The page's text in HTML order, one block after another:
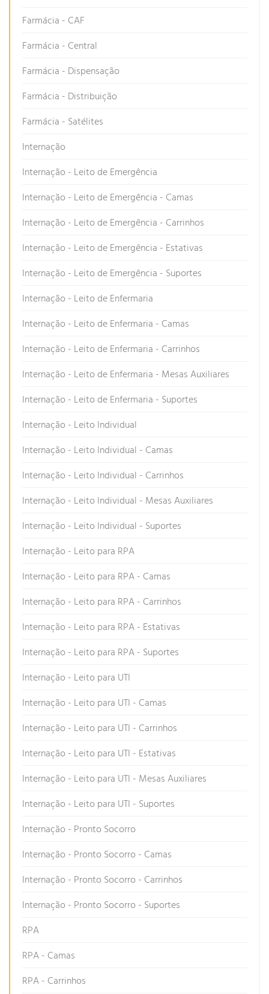
Farmácia - CAF
Farmácia - Central
Farmácia - Dispensação
Farmácia - Distribuição
Farmácia - Satélites
Internação
Internação - Leito de Emergência
Internação - Leito de Emergência - Camas
Internação - Leito de Emergência - Carrinhos
Internação - Leito de Emergência - Estativas
Internação - Leito de Emergência - Suportes
Internação - Leito de Enfermaria
Internação - Leito de Enfermaria - Camas
Internação - Leito de Enfermaria - Carrinhos
Internação - Leito de Enfermaria - Mesas Auxiliares
Internação - Leito de Enfermaria - Suportes
Internação - Leito Individual
Internação - Leito Individual - Camas
Internação - Leito Individual - Carrinhos
Internação - Leito Individual - Mesas Auxiliares
Internação - Leito Individual - Suportes
Internação - Leito para RPA
Internação - Leito para RPA - Camas
Internação - Leito para RPA - Carrinhos
Internação - Leito para RPA - Estativas
Internação - Leito para RPA - Suportes
Internação - Leito para UTI
Internação - Leito para UTI - Camas
Internação - Leito para UTI - Carrinhos
Internação - Leito para UTI - Estativas
Internação - Leito para UTI - Mesas Auxiliares
Internação - Leito para UTI - Suportes
Internação - Pronto Socorro
Internação - Pronto Socorro - Camas
Internação - Pronto Socorro - Carrinhos
Internação - Pronto Socorro - Suportes
RPA
RPA - Camas
RPA - Carrinhos